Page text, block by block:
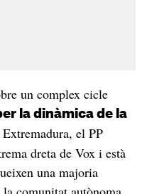
un complex cicle
la dinàmica de la
el PP
dreta de Vox i està
una majoria